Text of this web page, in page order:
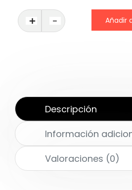
Añadir
Descripción
Información
Valoraciones (0)